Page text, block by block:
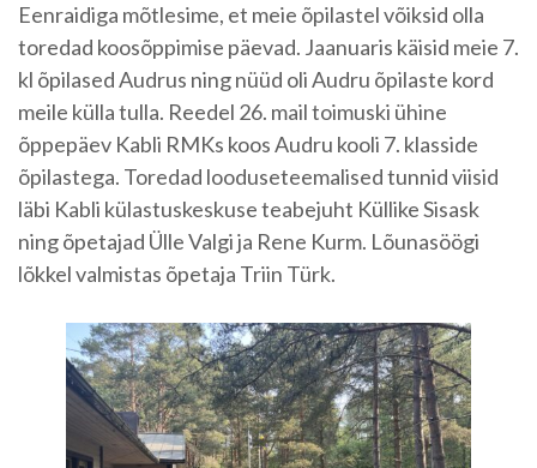
Eenraidiga mõtlesime, et meie õpilastel võiksid olla
toredad koosõppimise päevad. Jaanuaris käisid meie 7.
kl õpilased Audrus ning nüüd oli Audru õpilaste kord
meile külla tulla. Reedel 26. mail toimuski ühine
õppepäev Kabli RMKs koos Audru kooli 7. klasside
õpilastega. Toredad looduseteemalised tunnid viisid
läbi Kabli külastuskeskuse teabejuht Küllike Sisask
ning õpetajad Ülle Valgi ja Rene Kurm. Lõunasöögi
lõkkel valmistas õpetaja Triin Türk.